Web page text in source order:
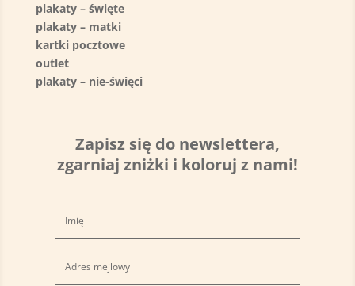
plakaty – święte
plakaty – matki
kartki pocztowe
outlet
plakaty – nie-święci
Zapisz się do newslettera,
zgarniaj zniżki i koloruj z nami!